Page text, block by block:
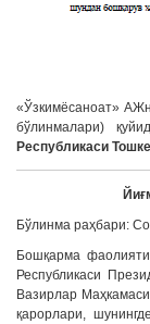
«Ўзкимёсаноат»
бўлинмалари)
Республикаси
Бўлинма раҳбари:
Бошқарма фаолияти
Республикаси
Вазирлар
қарорлари,